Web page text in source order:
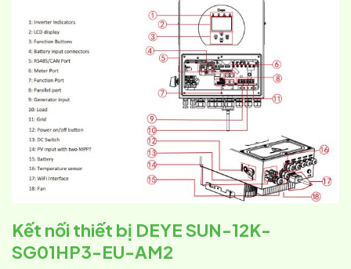
Kết nối thiết bị DEYE SUN-12K-
SG01HP3-EU-AM2